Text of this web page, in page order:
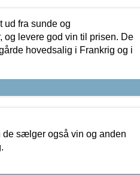
ud fra sunde og
levere god vin til prisen. De
hovedsalig i Frankrig og i
de sælger også vin og anden